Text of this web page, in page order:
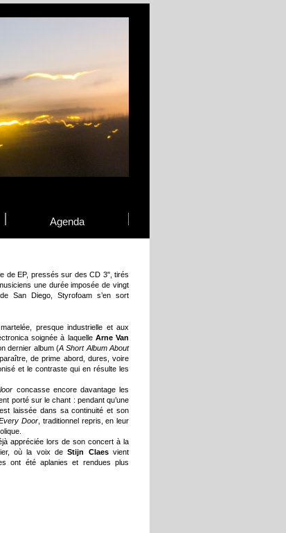
Agenda
de EP, pressés sur des CD 3", tirés
une durée imposée de vingt
San Diego, Styrofoam s’en sort
presque industrielle et aux
soignée à laquelle Arne Van
dernier album (A Short Album About
de prime abord, dures, voire
et le contraste qui en résulte les
concasse encore davantage les
porté sur le chant : pendant qu’une
laissée dans sa continuité et son
Door , traditionnel repris, en leur
appréciée lors de son concert à la
où la voix deStijn Claesvient
ont été aplanies et rendues plus